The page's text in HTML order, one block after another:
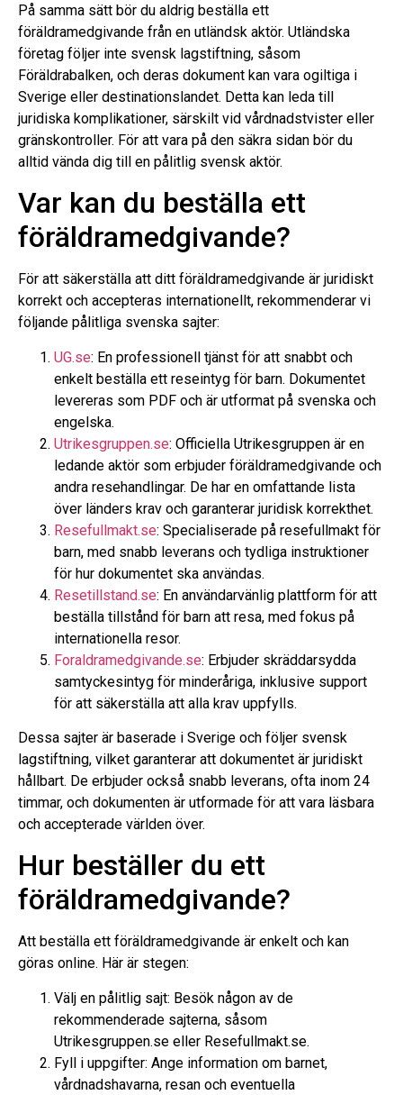
På samma sätt bör du aldrig beställa ett
föräldramedgivande från en utländsk aktör. Utländska
företag följer inte svensk lagstiftning, såsom
Föräldrabalken, och deras dokument kan vara ogiltiga i
Sverige eller destinationslandet. Detta kan leda till
juridiska komplikationer, särskilt vid vårdnadstvister eller
gränskontroller. För att vara på den säkra sidan bör du
alltid vända dig till en pålitlig svensk aktör.
Var kan du beställa ett
föräldramedgivande?
För att säkerställa att ditt föräldramedgivande är juridiskt
korrekt och accepteras internationellt, rekommenderar vi
följande pålitliga svenska sajter:
UG.se: En professionell tjänst för att snabbt och
enkelt beställa ett reseintyg för barn. Dokumentet
levereras som PDF och är utformat på svenska och
engelska.
Utrikesgruppen.se: Officiella Utrikesgruppen är en
ledande aktör som erbjuder föräldramedgivande och
andra resehandlingar. De har en omfattande lista
över länders krav och garanterar juridisk korrekthet.
Resefullmakt.se: Specialiserade på resefullmakt för
barn, med snabb leverans och tydliga instruktioner
för hur dokumentet ska användas.
Resetillstand.se: En användarvänlig plattform för att
beställa tillstånd för barn att resa, med fokus på
internationella resor.
Foraldramedgivande.se: Erbjuder skräddarsydda
samtyckesintyg för minderåriga, inklusive support
för att säkerställa att alla krav uppfylls.
Dessa sajter är baserade i Sverige och följer svensk
lagstiftning, vilket garanterar att dokumentet är juridiskt
hållbart. De erbjuder också snabb leverans, ofta inom 24
timmar, och dokumenten är utformade för att vara läsbara
och accepterade världen över.
Hur beställer du ett
föräldramedgivande?
Att beställa ett föräldramedgivande är enkelt och kan
göras online. Här är stegen:
Välj en pålitlig sajt: Besök någon av de
rekommenderade sajterna, såsom
Utrikesgruppen.se eller Resefullmakt.se.
Fyll i uppgifter: Ange information om barnet,
vårdnadshavarna, resan och eventuella